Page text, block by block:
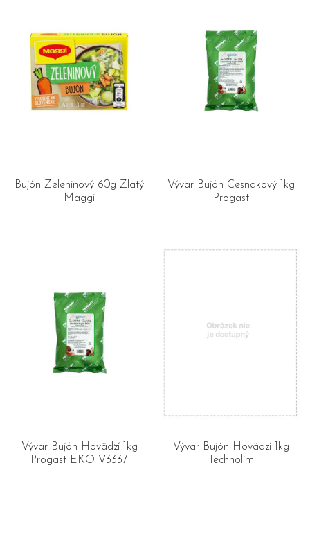
Bujón Zeleninový 60g Zlatý
Maggi
Vývar Bujón Cesnakový 1kg
Progast
Vývar Bujón Hovädzí 1kg
Progast EKO V3337
Vývar Bujón Hovädzí 1kg
Technolim